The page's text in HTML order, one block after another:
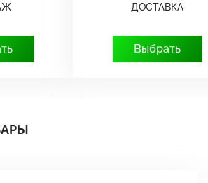
ДОСТАВКА
Выбрать